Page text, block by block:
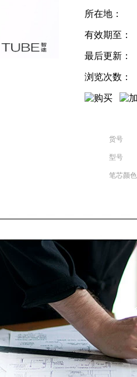
所在地：
有效期至：
最后更新：
浏览次数：
货号
型号
笔芯颜色